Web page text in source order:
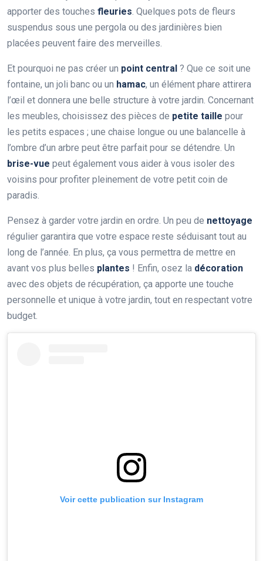
apporter des touches fleuries. Quelques pots de fleurs
suspendus sous une pergola ou des jardinières bien
placées peuvent faire des merveilles.
Et pourquoi ne pas créer un point central ? Que ce soit une
fontaine, un joli banc ou un hamac, un élément phare attirera
l’œil et donnera une belle structure à votre jardin. Concernant
les meubles, choisissez des pièces de petite taille pour
les petits espaces ; une chaise longue ou une balancelle à
l’ombre d’un arbre peut être parfait pour se détendre. Un
brise-vue peut également vous aider à vous isoler des
voisins pour profiter pleinement de votre petit coin de
paradis.
Pensez à garder votre jardin en ordre. Un peu de nettoyage
régulier garantira que votre espace reste séduisant tout au
long de l’année. En plus, ça vous permettra de mettre en
avant vos plus belles plantes ! Enfin, osez la décoration
avec des objets de récupération, ça apporte une touche
personnelle et unique à votre jardin, tout en respectant votre
budget.
Voir cette publication sur Instagram